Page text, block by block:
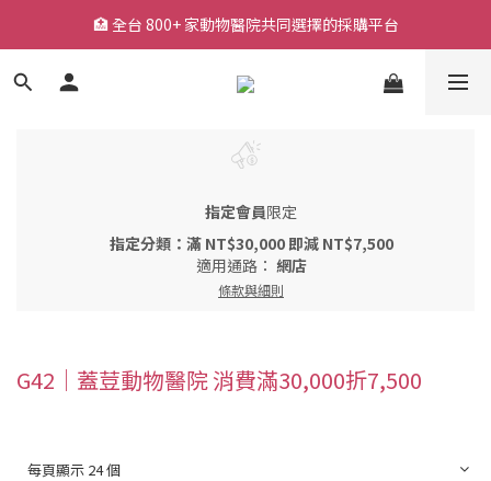
🏥 全台 800+ 家動物醫院共同選擇的採購平台
🏥 全台 800+ 家動物醫院共同選擇的採購平台
🚚 平日下單快速出貨，常用耗材一站採購
🏥 全台 800+ 家動物醫院共同選擇的採購平台
指定會員限定
指定分類：滿 NT$30,000 即減 NT$7,500
適用通路： 網店
條款與細則
G42｜蓋荳動物醫院 消費滿30,000折7,500
每頁顯示 24 個